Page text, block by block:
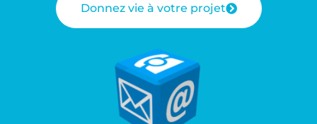
Donnez vie à votre projet